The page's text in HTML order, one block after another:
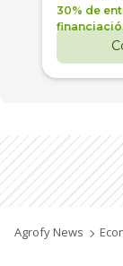
30% de
Agrofy News